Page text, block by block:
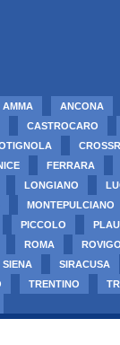
AMMA
ANCONA
CASTROCARO
FERRARA
LONGIANO
MONTEPULCIANO
PICCOLO
ROMA
SIENA
SIRACUSA
TRENTINO